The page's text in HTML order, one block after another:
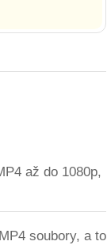
až do 1080p,
soubory, a to